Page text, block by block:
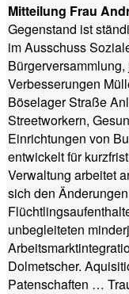
Mitteilung Frau
Gegenstand ist
im Ausschuss
Verbesserungen
Böselager Straße
Streetworkern,
Einrichtungen von
entwickelt für
Verwaltung arbeitet
sich den
unbegleiteten
Dolmetscher.
Patenschaften …